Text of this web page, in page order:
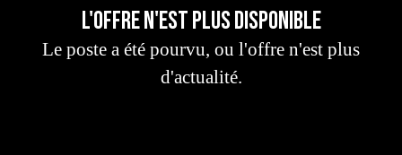
L'offre n'est plus disponible
Le poste a été pourvu, ou l'offre n'est plus
d'actualité.